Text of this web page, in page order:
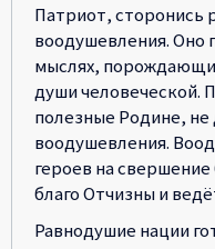
Патриот,
воодушевления. Оно
мыслях,
души человеческой.
полезные Родине, не
воодушевления.
героев на
благо Отчизны и
Равнодушие нации